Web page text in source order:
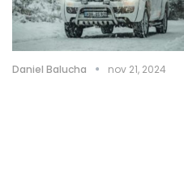
Daniel Balucha nov 21, 2024